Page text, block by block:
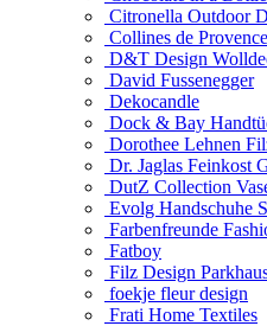
Citronella Outdoor
Collines de
D&T Design
David Fussenegger
Dekocandle
Dock & Bay
Dorothee Lehnen
Dr. Jaglas Feinkost
DutZ Collection
Evolg Handschuhe
Farbenfreunde
Fatboy
Filz Design
foekje fleur design
Frati Home Textiles